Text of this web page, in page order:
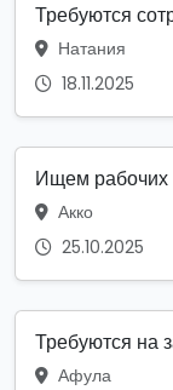
Требуются
Натания
18.11.2025
Ищем рабочих
Акко
25.10.2025
Требуются на
Афула